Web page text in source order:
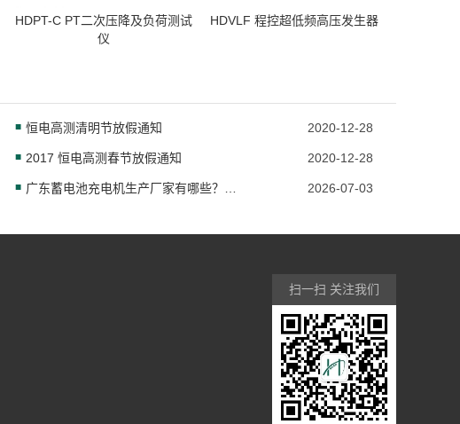
HDPT-C PT二次压降及负荷测试
仪
HDVLF 程控超低频高压发生器
恒电高测清明节放假通知 2020-12-28
2017 恒电高测春节放假通知 2020-12-28
2026-07-03
扫一扫 关注我们